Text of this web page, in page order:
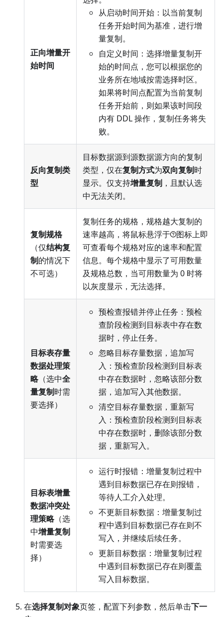
正向增量开
始时间
从启动时间开始：以当前复制
任务开始时间为基准，进行增
量复制。
自定义时间：选择增量复制开
始的时间点，您可以根据您的
业务所在地域按需选择时区。
如果将时间点配置为当前复制
任务开始前，则如果该时间段
内有 DDL 操作，复制任务将失
败。
反向复制类
型
目标数据源到源数据源方向的复制
类型，仅在复制方式为双向复制时
显示。仅支持增量复制 ，且默认选
中无法关闭。
复制规格
（仅结构复
制的情况下
不可选）
复制任务的规格，规格越大复制的
速率越高，将鼠标悬浮于 图标上即
可查看每个规格对应的速率和配置
信息。每个规格中显示了可用数量
及规格总数，当可用数量为 0 时将
以灰度显示，无法选择。
目标表存量
数据处理策
略（选中全
量复制时需
要选择）
预检查报错并停止任务：预检
查阶段检测到目标表中存在数
据时，停止任务。
忽略目标存量数据，追加写
入：预检查阶段检测到目标表
中存在数据时，忽略该部分数
据，追加写入其他数据。
清空目标存量数据，重新写
入：预检查阶段检测到目标表
中存在数据时，删除该部分数
据，重新写入。
目标表增量
数据冲突处
理策略（选
中增量复制
时需要选
择）
运行时报错：增量复制过程中
遇到目标数据已存在则报错，
等待人工介入处理。
不更新目标数据：增量复制过
程中遇到目标数据已存在则不
写入，并继续后续任务。
更新目标数据：增量复制过程
中遇到目标数据已存在则覆盖
写入目标数据。
在选择复制对象页签，配置下列参数，然后单击下一